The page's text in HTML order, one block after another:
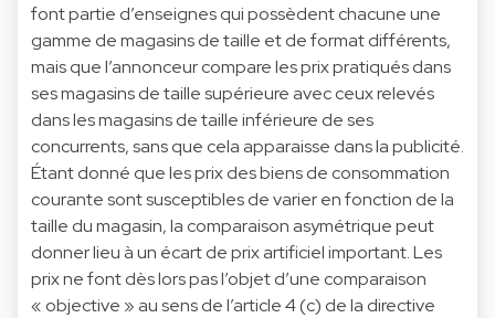
font partie d’enseignes qui possèdent chacune une
gamme de magasins de taille et de format différents,
mais que l’annonceur compare les prix pratiqués dans
ses magasins de taille supérieure avec ceux relevés
dans les magasins de taille inférieure de ses
concurrents, sans que cela apparaisse dans la publicité.
Étant donné que les prix des biens de consommation
courante sont susceptibles de varier en fonction de la
taille du magasin, la comparaison asymétrique peut
donner lieu à un écart de prix artificiel important. Les
prix ne font dès lors pas l’objet d’une comparaison
« objective » au sens de l’article 4 (c) de la directive